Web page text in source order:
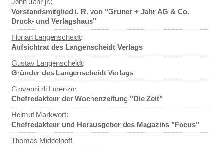
John Jahr jr.:
Vorstandsmitglied i. R. von "Gruner + Jahr AG & Co.
Druck- und Verlagshaus"
Florian Langenscheidt:
Aufsichtrat des Langenscheidt Verlags
Gustav Langenscheidt:
Gründer des Langenscheidt Verlags
Giovanni di Lorenzo:
Chefredakteur der Wochenzeitung "Die Zeit"
Helmut Markwort:
Chefredakteur und Herausgeber des Magazins "Focus"
Thomas Middelhoff: